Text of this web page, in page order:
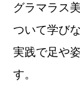
グラマラス
ついて学び
実践で足や
す。